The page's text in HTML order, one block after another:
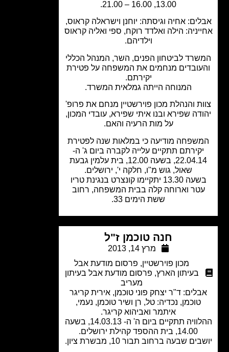
אחיה וגיסתה: יוחנן וישראלה קראוס,
הילה ואלדד רוקח, ספי ואליה קראוס
וילדיהם.
לביטחון הפנים, השר, המנהל הכללי
מנחמים את המשפחה על פטירת
המנוחה הייתה גמלאית המשרד.
והנהלת מכון פוירשטיין מנחם את פרופ'
שפירא ובנו איתי שפירא, עובדי המכון,
על מות הרעיה והאם.
מודיעה כי במלאות שנה לפטירת
תתקיים עלייה לקברה ביום ג' ה-
22.04.14, בשעה 12.00, בית עלמין גבעת
שאול, גוש מ"ו, חלקה י', ירושלים.
בשעה 13.30 יתקיימו קונצרט בנגינת טריו
וארוחה קלה בבית המשפחה, רחוב
ששת הימים 33.
חנה טוכמן ז"ל
מרץ 14, 2013
מכון פוירשטיין,פרסום מודעת אבל
בעיתון הארץ,פרסום מודעת אבל בעיתון
ד"ר יצחק פוני טוכמן, אירית קריגר
טוכמן, נכדיה: טל, רן ושיר טוכמן, נעמי,
איתמר ואביהוא קריגר.
ההלוויה תתקיים ביום ה' ה- 14.03.13, בשעה
שבעה ברחוב תבור 10, מבשרת ציון.